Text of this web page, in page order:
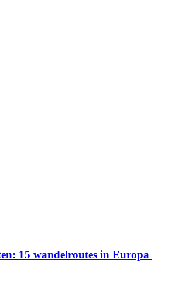
15 wandelroutes in Europa